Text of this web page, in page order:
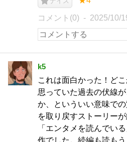
コメント(0) 2025/10/
k5
これは面白かった！ど
思っていた過去の伏線
か、といういい意味で
を取り戻すストーリー
「エンタメを読んでい
作でした。続編も読もう